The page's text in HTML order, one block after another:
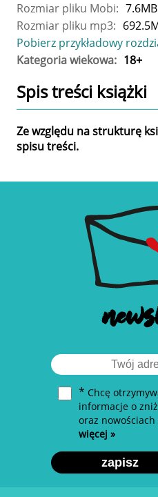
Rozmiar pliku Mobi: 7.6MB
Rozmiar pliku mp3:
Pobierz przykładowy
Kategoria wiekowa: 18+
Spis treści książki
Ze względu na strukturę
spisu treści.
* Chcę
informacje o
oraz
więcej »
zapisz